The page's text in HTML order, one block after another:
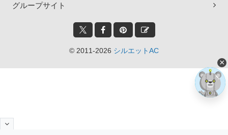
グループサイト
© 2011-2026 シルエットAC
×